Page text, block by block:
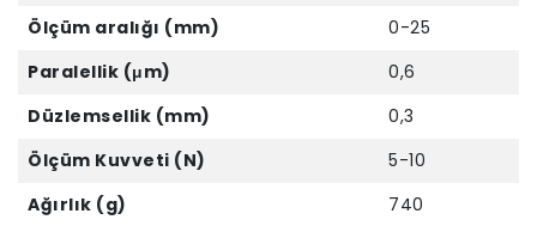
Ölçüm aralığı (mm)
0-25
Paralellik (μm)
0,6
Düzlemsellik (mm)
0,3
Ölçüm Kuvveti (N)
5-10
Ağırlık (g)
740